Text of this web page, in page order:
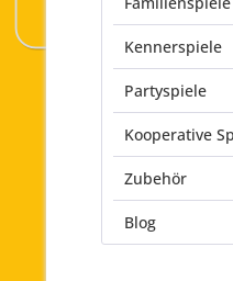
Kennerspiele
Partyspiele
Kooperative
Zubehör
Blog